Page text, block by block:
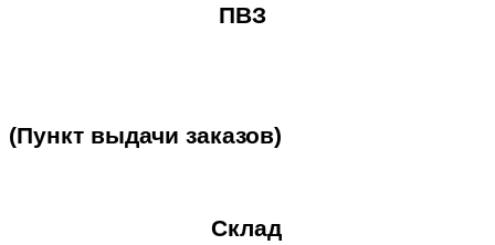
ПВЗ
(Пункт выдачи заказов)
Склад